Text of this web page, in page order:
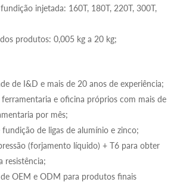
injetada: 160T, 180T, 220T, 300T,
produtos: 0,005 kg a 20 kg;
de I&D e mais de 20 anos de experiência;
e oficina próprios com mais de
por mês;
de ligas de alumínio e zinco;
(forjamento líquido) + T6 para obter
resistência;
OEM e ODM para produtos finais